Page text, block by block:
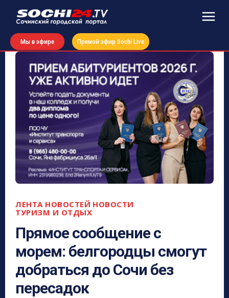
Мы в эфире Прямой эфир Sochi Live
ЛЕНТА НОВОСТЕЙ НОВОСТИ
ТУРИЗМ И ОТДЫХ
Прямое сообщение с
морем: белгородцы смогут
добраться до Сочи без
пересадок